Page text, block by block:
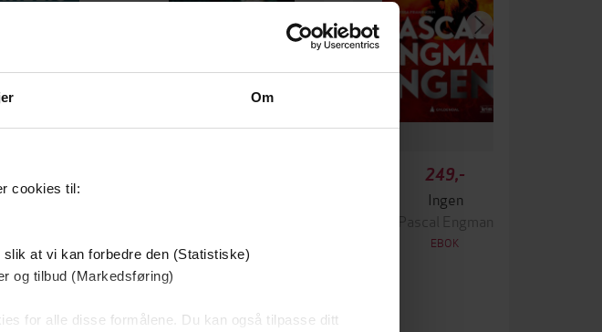
Om
cookies til:
at vi kan forbedre den (Statistiske)
og tilbud (Markedsføring)
for alle disse formålene. Du kan også tilpasse ditt
familie
249,-
Ingen
Pascal Engman
EBOK